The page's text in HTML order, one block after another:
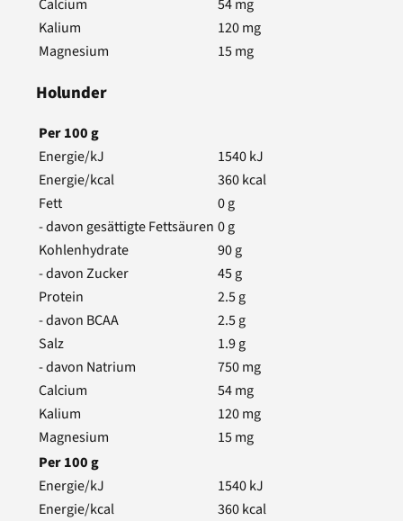
Calcium 54mg
Kalium
120mg
Magnesium
15mg
Holunder
Per100g
Energie/kJ
1540kJ
Energie/kcal
360kcal
Fett
0g
- davon gesättigte Fettsäuren 0g
Kohlenhydrate
90g
- davon Zucker
45g
Protein
2.5g
- davon BCAA
2.5g
Salz
1.9g
- davon Natrium
750mg
Calcium
54mg
Kalium
120mg
Magnesium
15mg
Per100g
Energie/kJ
1540kJ
Energie/kcal
360kcal